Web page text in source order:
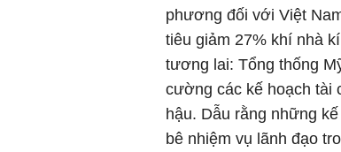
phương đối với Việt
tiêu giảm 27% khí nhà
tương lai: Tổng thống
cường các kế hoạch tài
hậu. Dẫu rằng những
bê nhiệm vụ lãnh đạo